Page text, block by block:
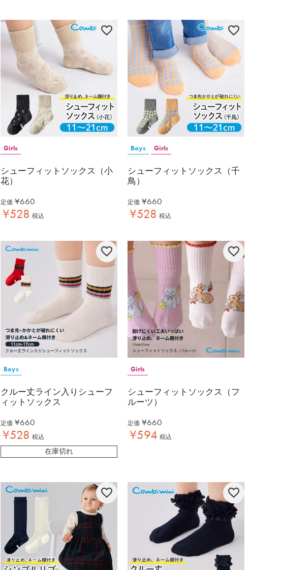
Girls
シューフィットソックス（小
花）
定価 ¥660
¥528 税込
Boys Girls
シューフィットソックス（千
鳥）
定価 ¥660
¥528 税込
Boys
クルー丈ライン入りシューフ
ィットソックス
定価 ¥660
¥528 税込
在庫切れ
Girls
シューフィットソックス（フ
ルーツ）
定価 ¥660
¥594 税込